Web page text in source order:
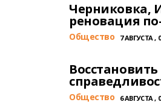
Черниковка,
реновация
Общество 7 АВГУСТА ,
Восстановить
Общество 6 АВГУСТА ,